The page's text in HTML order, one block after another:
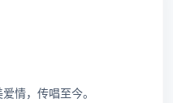
情，传唱至今。